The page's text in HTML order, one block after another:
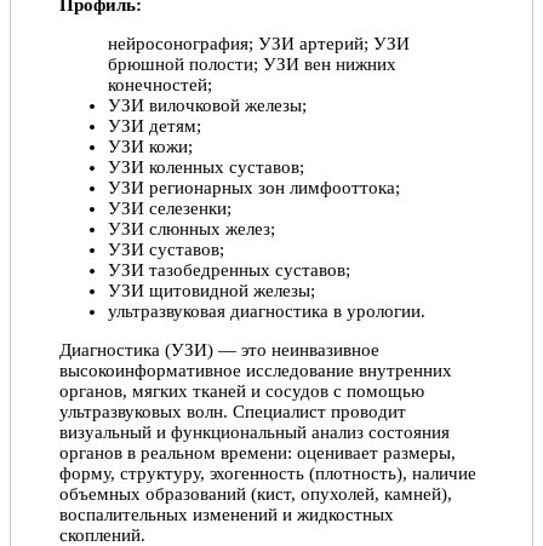
Профиль:
нейросонография; УЗИ артерий; УЗИ
брюшной полости; УЗИ вен нижних
конечностей;
УЗИ вилочковой железы;
УЗИ детям;
УЗИ кожи;
УЗИ коленных суставов;
УЗИ регионарных зон лимфооттока;
УЗИ селезенки;
УЗИ слюнных желез;
УЗИ суставов;
УЗИ тазобедренных суставов;
УЗИ щитовидной железы;
ультразвуковая диагностика в урологии.
Диагностика (УЗИ) — это неинвазивное
высокоинформативное исследование внутренних
органов, мягких тканей и сосудов с помощью
ультразвуковых волн. Специалист проводит
визуальный и функциональный анализ состояния
органов в реальном времени: оценивает размеры,
форму, структуру, эхогенность (плотность), наличие
объемных образований (кист, опухолей, камней),
воспалительных изменений и жидкостных
скоплений.